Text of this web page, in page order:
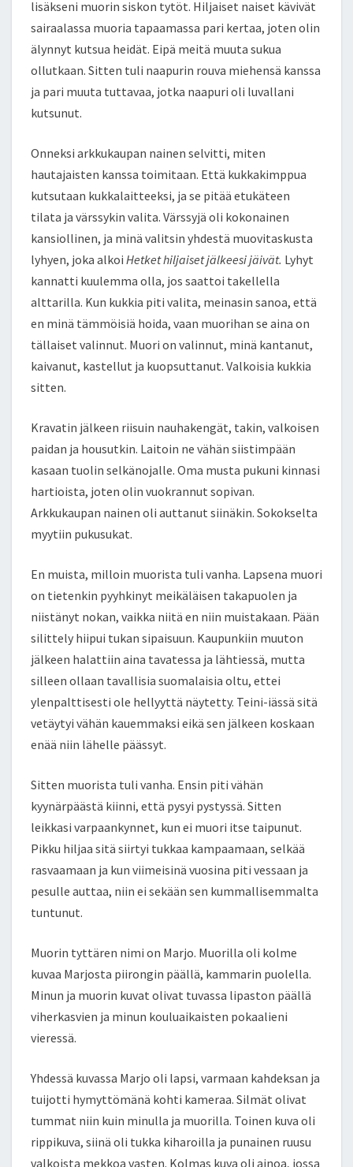
lisäkseni muorin siskon tytöt. Hiljaiset naiset kävivät
sairaalassa muoria tapaamassa pari kertaa, joten olin
älynnyt kutsua heidät. Eipä meitä muuta sukua
ollutkaan. Sitten tuli naapurin rouva miehensä kanssa
ja pari muuta tuttavaa, jotka naapuri oli luvallani
kutsunut.
Onneksi arkkukaupan nainen selvitti, miten
hautajaisten kanssa toimitaan. Että kukkakimppua
kutsutaan kukkalaitteeksi, ja se pitää etukäteen
tilata ja värssykin valita. Värssyjä oli kokonainen
kansiollinen, ja minä valitsin yhdestä muovitaskusta
lyhyen, joka alkoi Hetket hiljaiset jälkeesi jäivät. Lyhyt
kannatti kuulemma olla, jos saattoi takellella
alttarilla. Kun kukkia piti valita, meinasin sanoa, että
en minä tämmöisiä hoida, vaan muorihan se aina on
tällaiset valinnut. Muori on valinnut, minä kantanut,
kaivanut, kastellut ja kuopsuttanut. Valkoisia kukkia
sitten.
Kravatin jälkeen riisuin nauhakengät, takin, valkoisen
paidan ja housutkin. Laitoin ne vähän siistimpään
kasaan tuolin selkänojalle. Oma musta pukuni kinnasi
hartioista, joten olin vuokrannut sopivan.
Arkkukaupan nainen oli auttanut siinäkin. Sokokselta
myytiin pukusukat.
En muista, milloin muorista tuli vanha. Lapsena muori
on tietenkin pyyhkinyt meikäläisen takapuolen ja
niistänyt nokan, vaikka niitä en niin muistakaan. Pään
silittely hiipui tukan sipaisuun. Kaupunkiin muuton
jälkeen halattiin aina tavatessa ja lähtiessä, mutta
silleen ollaan tavallisia suomalaisia oltu, ettei
ylenpalttisesti ole hellyyttä näytetty. Teini-iässä sitä
vetäytyi vähän kauemmaksi eikä sen jälkeen koskaan
enää niin lähelle päässyt.
Sitten muorista tuli vanha. Ensin piti vähän
kyynärpäästä kiinni, että pysyi pystyssä. Sitten
leikkasi varpaankynnet, kun ei muori itse taipunut.
Pikku hiljaa sitä siirtyi tukkaa kampaamaan, selkää
rasvaamaan ja kun viimeisinä vuosina piti vessaan ja
pesulle auttaa, niin ei sekään sen kummallisemmalta
tuntunut.
Muorin tyttären nimi on Marjo. Muorilla oli kolme
kuvaa Marjosta piirongin päällä, kammarin puolella.
Minun ja muorin kuvat olivat tuvassa lipaston päällä
viherkasvien ja minun kouluaikaisten pokaalieni
vieressä.
Yhdessä kuvassa Marjo oli lapsi, varmaan kahdeksan ja
tuijotti hymyttömänä kohti kameraa. Silmät olivat
tummat niin kuin minulla ja muorilla. Toinen kuva oli
rippikuva, siinä oli tukka kiharoilla ja punainen ruusu
valkoista mekkoa vasten. Kolmas kuva oli ainoa, jossa